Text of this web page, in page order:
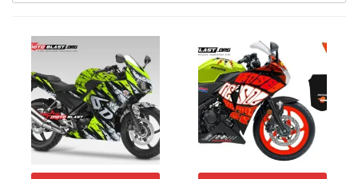
Lost password?